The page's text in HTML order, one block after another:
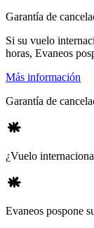
Garantía de
Si su vuelo
horas, Evaneos
Más información
Garantía de
¿Vuelo
Evaneos pospone